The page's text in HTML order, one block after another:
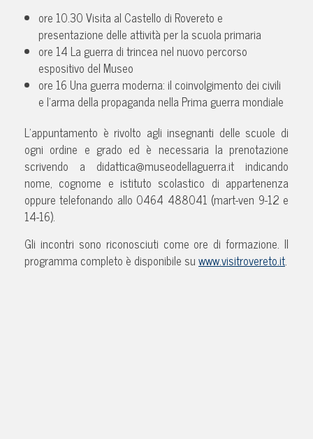
ore 10.30 Visita al Castello di Rovereto e
presentazione delle attività per la scuola primaria
ore 14 La guerra di trincea nel nuovo percorso
espositivo del Museo
ore 16 Una guerra moderna: il coinvolgimento dei civili
e l’arma della propaganda nella Prima guerra mondiale
L’appuntamento è rivolto agli insegnanti delle scuole di
ogni ordine e grado ed è necessaria la prenotazione
scrivendo a didattica@museodellaguerra.it indicando
nome, cognome e istituto scolastico di appartenenza
oppure telefonando allo 0464 488041 (mart-ven 9-12 e
14-16).
Gli incontri sono riconosciuti come ore di formazione. Il
programma completo è disponibile suwww.visitrovereto.it.